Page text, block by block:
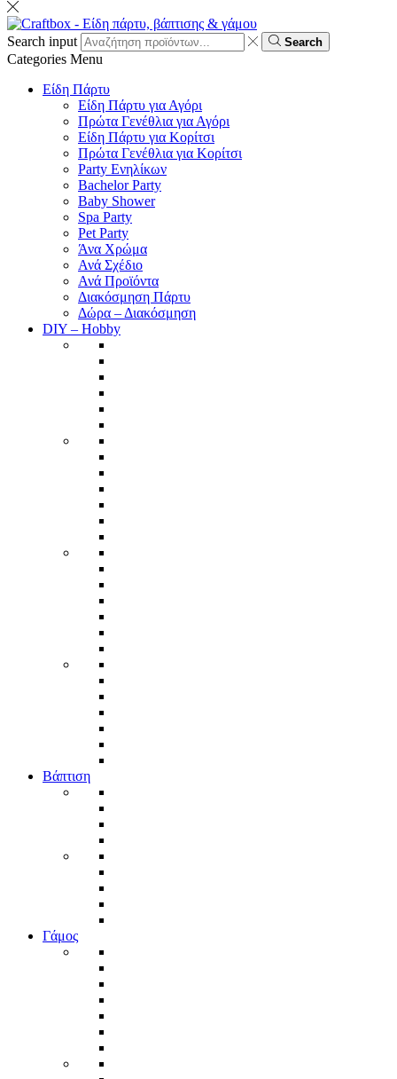
Search input Search
Categories Menu
Είδη Πάρτυ
Είδη Πάρτυ για Αγόρι
Πρώτα Γενέθλια για Αγόρι
Είδη Πάρτυ για Κορίτσι
Πρώτα Γενέθλια για Κορίτσι
Party Ενηλίκων
Bachelor Party
Baby Shower
Spa Party
Pet Party
Άνα Χρώμα
Ανά Σχέδιο
Ανά Προϊόντα
Διακόσμηση Πάρτυ
Δώρα – Διακόσμηση
DIY – Hobby
Βάπτιση
Γάμος